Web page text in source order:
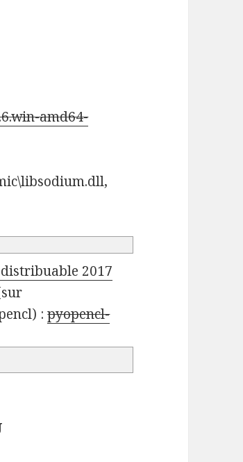
amd64-
2017
:pyopencl-